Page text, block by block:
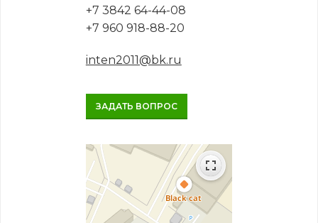
+7 3842 64-44-08
+7 960 918-88-20
inten2011@bk.ru
ЗАДАТЬ ВОПРОС